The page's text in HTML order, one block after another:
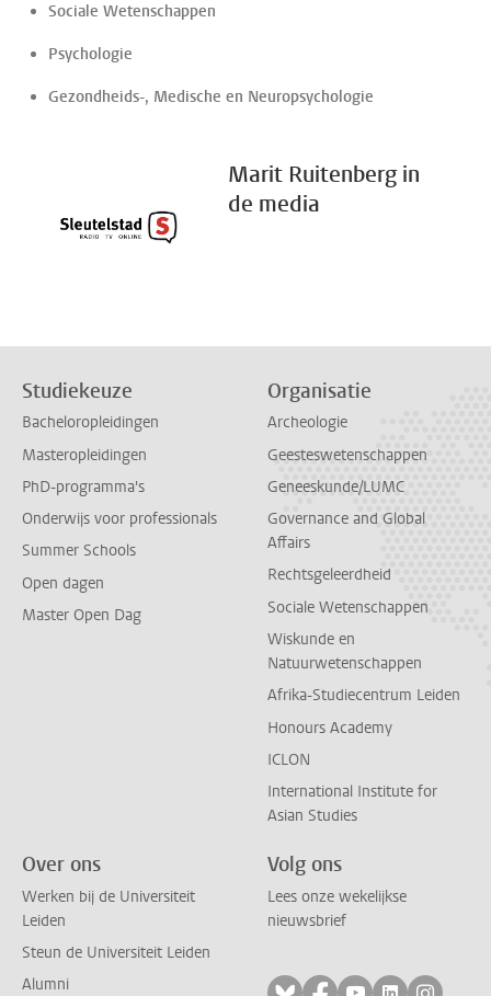
Sociale Wetenschappen
Psychologie
Gezondheids-, Medische en Neuropsychologie
Marit Ruitenberg in
de media
Studiekeuze
Bacheloropleidingen
Masteropleidingen
PhD-programma's
Onderwijs voor professionals
Summer Schools
Open dagen
Master Open Dag
Organisatie
Archeologie
Geesteswetenschappen
Geneeskunde/LUMC
Governance and Global
Affairs
Rechtsgeleerdheid
Sociale Wetenschappen
Wiskunde en
Natuurwetenschappen
Afrika-Studiecentrum Leiden
Honours Academy
ICLON
International Institute for
Asian Studies
Over ons
Werken bij de Universiteit
Leiden
Steun de Universiteit Leiden
Alumni
Volg ons
Lees onze wekelijkse
nieuwsbrief